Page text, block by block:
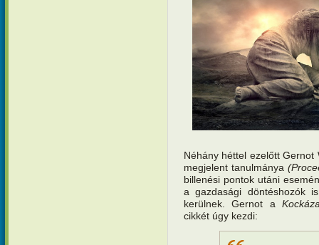
Néhány héttel ezelőtt Gernot
megjelent tanulmánya
billenési pontok utáni
a gazdasági döntéshozók
kerülnek. Gernot a
cikkét úgy kezdi: